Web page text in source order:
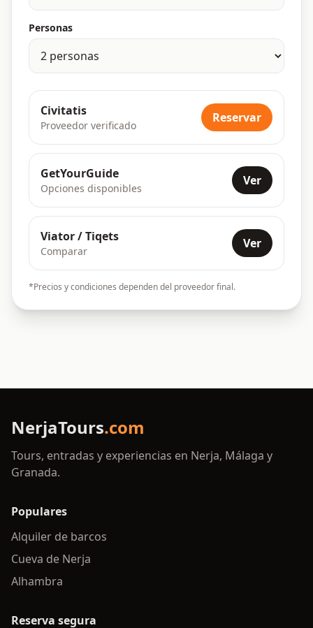
Personas
Civitatis
Proveedor verificado
Reservar
GetYourGuide
Opciones disponibles
Ver
Viator / Tiqets
Comparar
Ver
*Precios y condiciones dependen del proveedor final.
NerjaTours.com
Tours, entradas y experiencias en Nerja, Málaga y
Granada.
Populares
Alquiler de barcos
Cueva de Nerja
Alhambra
Reserva segura